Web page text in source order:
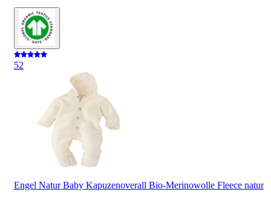
52
Engel Natur Baby Kapuzenoverall Bio-Merinowolle Fleece natur